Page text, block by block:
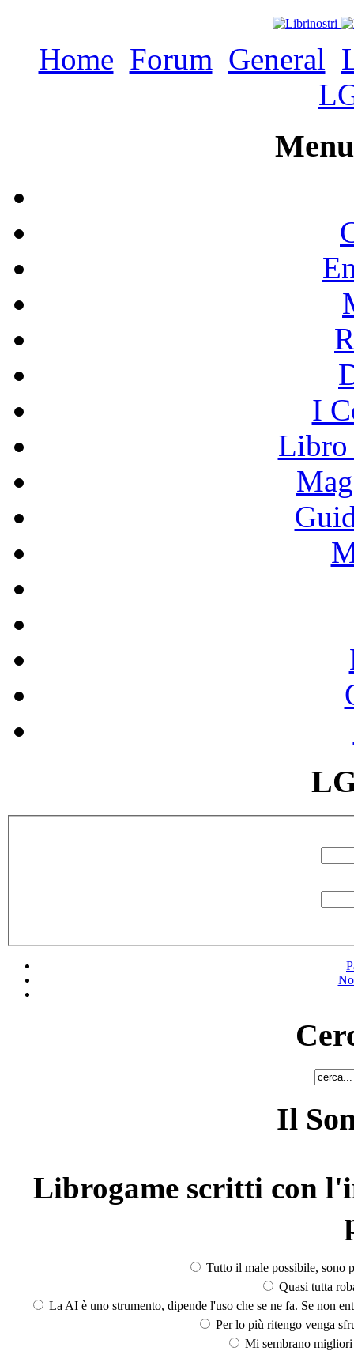
Home Forum General
I
Libro
Il
Librogame scritti con
Tutto il male possibile, sono
Quasi tutta
La AI è uno strumento, dipende l'uso che se ne fa. Se non
Per lo più ritengo venga
Mi sembrano